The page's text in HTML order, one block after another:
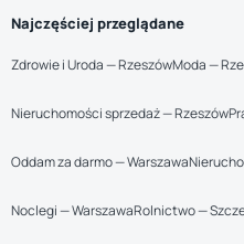
Najczęściej przeglądane
Zdrowie i Uroda — RzeszówModa —
Nieruchomości sprzedaż — Rzeszów
Oddam za darmo — Warszawa
Noclegi — WarszawaRolnictwo —